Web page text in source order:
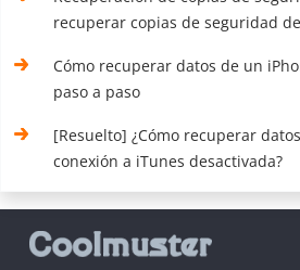
recuperar copias de seguridad
Cómo recuperar datos de un
paso a paso
[Resuelto] ¿Cómo recuperar
conexión a iTunes desactivada?